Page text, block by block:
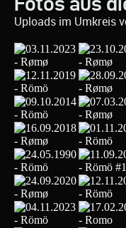
Uploads im Umkreis